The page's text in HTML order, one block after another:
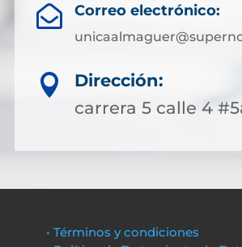
 Correo electrónico:

Dirección:
carrera 5 calle 4
• Términos y condiciones